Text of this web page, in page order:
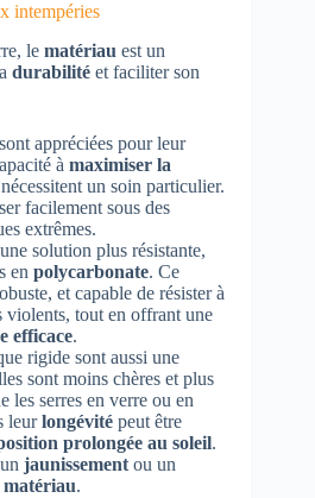
intempéries
le matériau est un
durabilité et faciliter son
appréciées pour leur
à maximiser la
un soin particulier.
facilement sous des
extrêmes.
solution plus résistante,
en polycarbonate. Ce
et capable de résister à
violents, tout en offrant une
efficace.
rigide sont aussi une
sont moins chères et plus
les serres en verre ou en
leurlongévité peut être
prolongée au soleil.
jaunissement ou un
.